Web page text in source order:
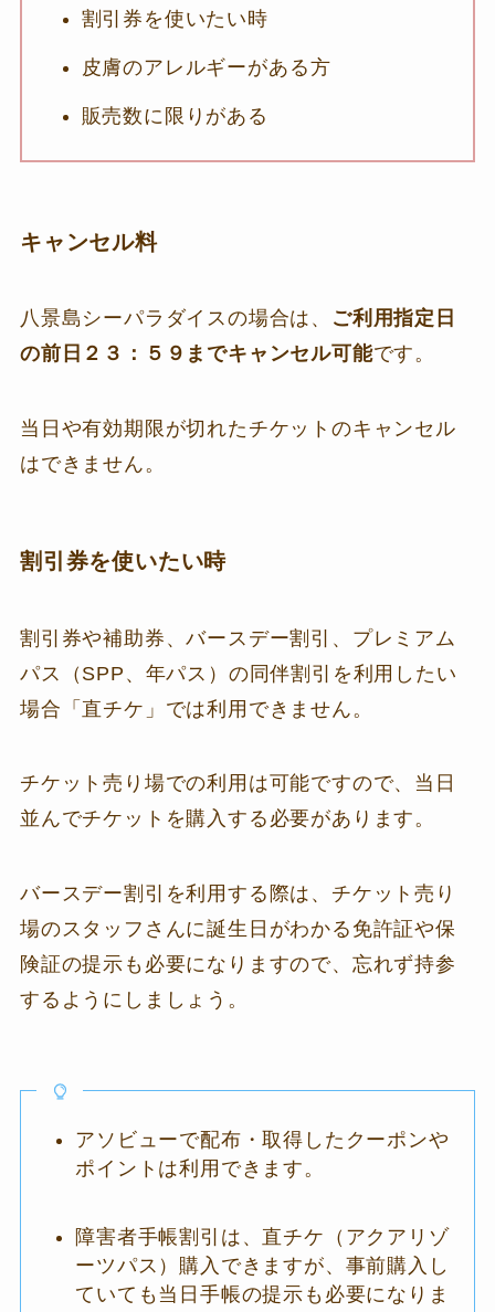
割引券を使いたい時
皮膚のアレルギーがある方
販売数に限りがある
キャンセル料
八景島シーパラダイスの場合は、 ご利用指定日
の前日２３：５９までキャンセル可能です。
当日や有効期限が切れたチケットのキャンセル
はできません。
割引券を使いたい時
割引券や補助券、バースデー割引、プレミアム
パス（SPP、年パス）の同伴割引を利用したい
場合「直チケ」では利用できません。
チケット売り場での利用は可能ですので、当日
並んでチケットを購入する必要があります。
バースデー割引を利用する際は、チケット売り
場のスタッフさんに誕生日がわかる免許証や保
険証の提示も必要になりますので、忘れず持参
するようにしましょう。
アソビューで配布・取得したクーポンや
ポイントは利用できます。
障害者手帳割引は、直チケ（アクアリゾ
ーツパス）購入できますが、事前購入し
ていても当日手帳の提示も必要になりま